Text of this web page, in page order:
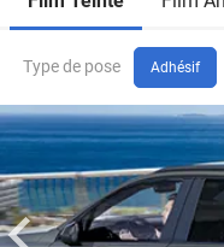
Type de pose Adhésif
2019)
Je
Vitres
arrière
et
lunette
de
voiture
Sélectionnez
Modèle
Sélectionnez
Carrosserie